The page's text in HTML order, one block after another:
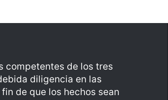
competentes de los tres
diligencia en las
de que los hechos sean